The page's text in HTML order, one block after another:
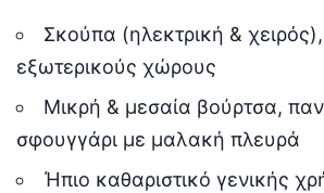
Σκούπα (ηλεκτρική &
εξωτερικούς χώρους
Μικρή & μεσαία βούρτσα,
σφουγγάρι με μαλακή πλευρά
Ήπιο καθαριστικό γενικής